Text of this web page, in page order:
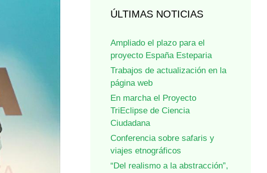
ÚLTIMAS NOTICIAS
Ampliado el plazo para el
proyecto España Esteparia
Trabajos de actualización en la
página web
En marcha el Proyecto
TriEclipse de Ciencia
Ciudadana
Conferencia sobre safaris y
viajes etnográficos
“Del realismo a la abstracción”,